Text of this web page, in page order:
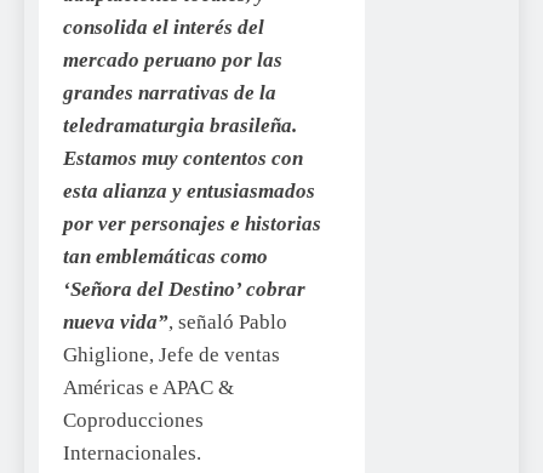
consolida el interés del
mercado peruano por las
grandes narrativas de la
teledramaturgia brasileña.
Estamos muy contentos con
esta alianza y entusiasmados
por ver personajes e historias
tan emblemáticas como
‘Señora del Destino’ cobrar
nueva vida”, señaló Pablo
Ghiglione, Jefe de ventas
Américas e APAC &
Coproducciones
Internacionales.